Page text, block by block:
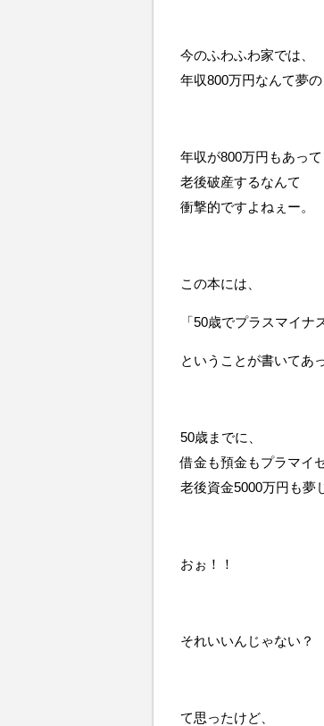
今のふわふわ家では、
年収800万円なんて夢の
年収が800万円もあって
老後破産するなんて
衝撃的ですよねぇー。
この本には、
「50歳でプラスマイナ
ということが書いてあ
50歳までに、
借金も預金もプラマイ
老後資金5000万円も夢
おぉ！！
それいいんじゃない？
て思ったけど、